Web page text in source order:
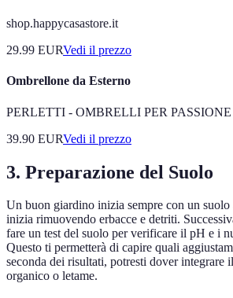
shop.happycasastore.it
29.99 EURVedi il prezzo
Ombrellone da Esterno
PERLETTI - OMBRELLI PER
39.90 EURVedi il prezzo
3. Preparazione del Suolo
Un buon giardino inizia sempre con un suolo
inizia rimuovendo erbacce e detriti.
fare un test del suolo per verificare il pH e i
Questo ti permetterà di capire quali
seconda dei risultati, potresti dover integrare
organico o letame.